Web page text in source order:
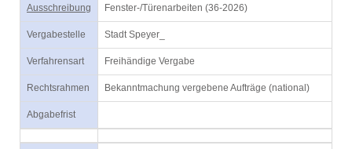
Ausschreibung Fenster-/Türenarbeiten (36-2026)
Vergabestelle Stadt Speyer_
Verfahrensart Freihändige Vergabe
Rechtsrahmen Bekanntmachung vergebene Aufträge (national)
Abgabefrist